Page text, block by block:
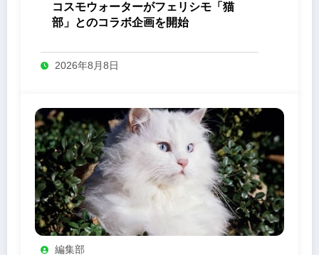
コスモウォーターがフェリシモ「猫
部」とのコラボ企画を開始
2026年8月8日
編集部